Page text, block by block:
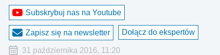
Subskrybuj nas na Youtube
Zapisz się na newsletter Dołącz do ekspertów
31 października 2016, 11:20